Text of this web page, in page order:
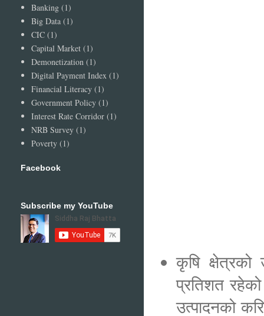
कृषि क्षेत्रको
प्रतिशत
उत्पादनको
Banking (1)
Big Data (1)
CIC (1)
Capital Market (1)
Demonetization (1)
Digital Payment Index (1)
Financial Literacy (1)
Government Policy (1)
Interest Rate Corridor (1)
NRB Survey (1)
Poverty (1)
Facebook
Subscribe my YouTube